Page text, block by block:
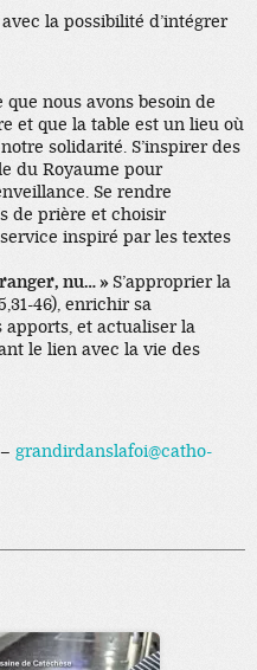
la possibilité d’intégrer
nous avons besoin de
et que la table est un lieu où
solidarité. S’inspirer des
du Royaume pour
Se rendre
de prière et choisir
inspiré par les textes
nu… » S’approprier la
46), enrichir sa
apports, et actualiser la
le lien avec la vie des
grandirdanslafoi@catho-